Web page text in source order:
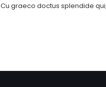
Cu graeco doctus splendide